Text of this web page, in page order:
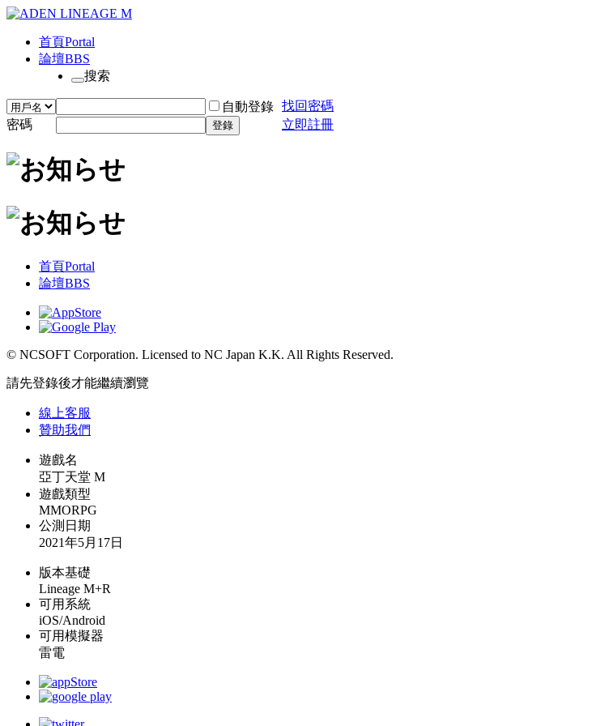
首頁Portal
論壇BBS
搜索
自動登錄 找回密碼
密碼
登錄 立即註冊
首頁Portal
論壇BBS
© NCSOFT Corporation. Licensed to NC Japan K.K. All Rights Reserved.
請先登錄後才能繼續瀏覽
線上客服
贊助我們
遊戲名
亞丁天堂 M
遊戲類型
MMORPG
公測日期
2021年5月17日
版本基礎
Lineage M+R
可用系統
iOS/Android
可用模擬器
雷電